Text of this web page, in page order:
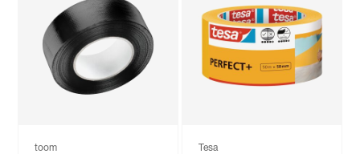
toom Tesa